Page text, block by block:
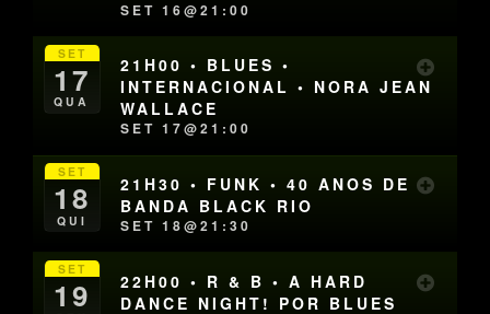
SET 16@21:00
SET
17
QUA
21H00 • BLUES •
INTERNACIONAL • NORA JEAN
WALLACE
SET 17@21:00
SET
18
QUI
21H30 • FUNK • 40 ANOS DE
BANDA BLACK RIO
SET 18@21:30
SET
19
22H00 • R & B • A HARD
DANCE NIGHT! POR BLUES